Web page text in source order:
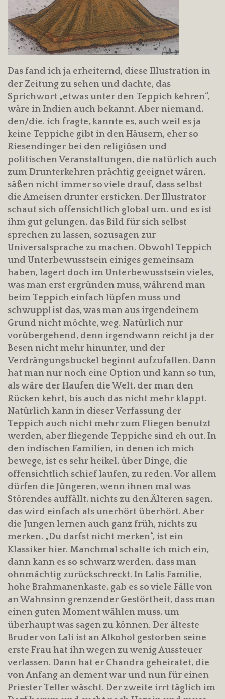
Das fand ich ja erheiternd, diese Illustration in
der Zeitung zu sehen und dachte, das
Sprichwort „etwas unter den Teppich kehren“,
wäre in Indien auch bekannt. Aber niemand,
den/die. ich fragte, kannte es, auch weil es ja
keine Teppiche gibt in den Häusern, eher so
Riesendinger bei den religiösen und
politischen Veranstaltungen, die natürlich auch
zum Drunterkehren prächtig geeignet wären,
säßen nicht immer so viele drauf, dass selbst
die Ameisen drunter ersticken. Der Illustrator
schaut sich offensichtlich global um. und es ist
ihm gut gelungen, das Bild für sich selbst
sprechen zu lassen, sozusagen zur
Universalsprache zu machen. Obwohl Teppich
und Unterbewusstsein einiges gemeinsam
haben, lagert doch im Unterbewusstsein vieles,
was man erst ergründen muss, während man
beim Teppich einfach lüpfen muss und
schwupp! ist das, was man aus irgendeinem
Grund nicht möchte, weg. Natürlich nur
vorübergehend, denn irgendwann reicht ja der
Besen nicht mehr hinunter, und der
Verdrängungsbuckel beginnt aufzufallen. Dann
hat man nur noch eine Option und kann so tun,
als wäre der Haufen die Welt, der man den
Rücken kehrt, bis auch das nicht mehr klappt.
Natürlich kann in dieser Verfassung der
Teppich auch nicht mehr zum Fliegen benutzt
werden, aber fliegende Teppiche sind eh out. In
den indischen Familien, in denen ich mich
bewege, ist es sehr heikel, über Dinge, die
offensichtlich schief laufen, zu reden. Vor allem
dürfen die Jüngeren, wenn ihnen mal was
Störendes auffällt, nichts zu den Älteren sagen,
das wird einfach als unerhört überhört. Aber
die Jungen lernen auch ganz früh, nichts zu
merken. „Du darfst nicht merken“, ist ein
Klassiker hier. Manchmal schalte ich mich ein,
dann kann es so schwarz werden, dass man
ohnmächtig zurückschreckt. In Lalis Familie,
hohe Brahmanenkaste, gab es so viele Fälle von
an Wahnsinn grenzender Gestörtheit, dass man
einen guten Moment wählen muss, um
überhaupt was sagen zu können. Der älteste
Bruder von Lali ist an Alkohol gestorben seine
erste Frau hat ihn wegen zu wenig Aussteuer
verlassen. Dann hat er Chandra geheiratet, die
von Anfang an dement war und nun für einen
Priester Teller wäscht. Der zweite irrt täglich im